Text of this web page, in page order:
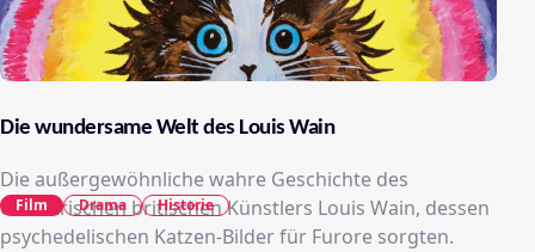
Die wundersame Welt des Louis Wain
Die außergewöhnliche wahre Geschichte des
exzentrischen britischen Künstlers Louis Wain, dessen
psychedelischen Katzen-Bilder für Furore sorgten.
Film Drama Historie